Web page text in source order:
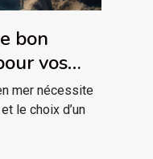
bon
vos
mer nécessite
le choix d’un